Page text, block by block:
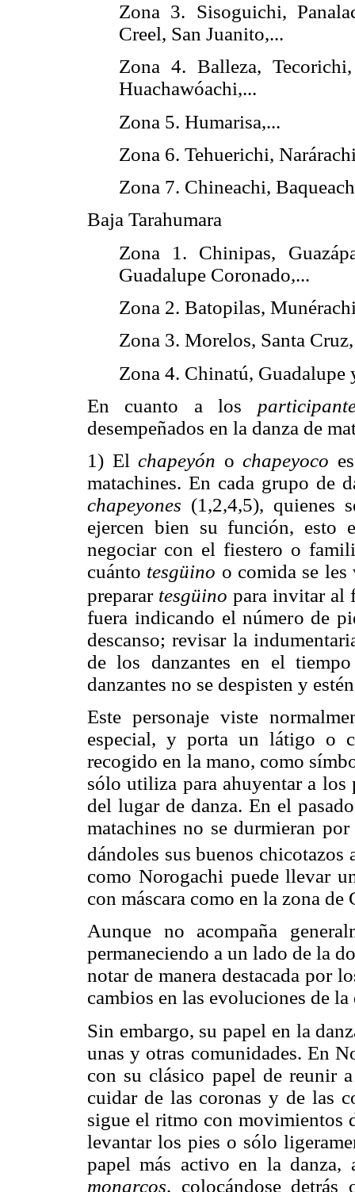
Zona 3. Sisoguichi,
Creel, San Juanito,...
Zona 4. Balleza,
Huachawóachi,...
Zona 5. Humarisa,...
Zona 6. Tehuerichi,
Zona 7. Chineachi,
Baja Tarahumara
Zona 1. Chinipas,
Guadalupe Coronado,...
Zona 2. Batopilas,
Zona 3. Morelos, Santa
Zona 4. Chinatú,
En cuanto a los
desempeñados en la danza de
1) Elchapeyón ochapeyoco
matachines. En cada grupo de
chapeyones (1,2,4,5), quienes
ejercen bien su función, esto
negociar con el fiestero o
cuánto tesgüino o comida se
preparar tesgüino para invitar al
fuera indicando el número de
descanso; revisar la
de los danzantes en el
danzantes no se despisten y
Este personaje viste
especial, y porta un látigo o
recogido en la mano, como
sólo utiliza para ahuyentar a los
del lugar de danza. En el
matachines no se durmieran
dándoles sus buenos
como Norogachi puede llevar
con máscara como en la zona de
Aunque no acompaña
permaneciendo a un lado de la
notar de manera destacada por
cambios en las evoluciones de la
Sin embargo, su papel en la
unas y otras comunidades. En
con su clásico papel de reunir
cuidar de las coronas y de las
sigue el ritmo con movimientos
levantar los pies o sólo
papel más activo en la danza,
monarcos, colocándose